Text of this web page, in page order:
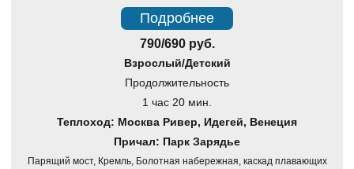
Подробнее
790/690 руб.
Взрослый/Детский
Продолжительность
1 час 20 мин.
Теплоход: Москва Ривер, Идегей, Венеция
Причал: Парк Зарядье
Парящий мост, Кремль, Болотная набережная, каскад плавающих